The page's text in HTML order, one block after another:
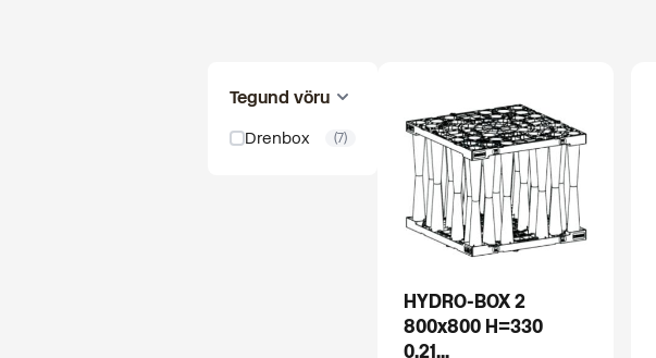
Tegund vöru
Drenbox (7)
HYDRO-BOX 2
800x800 H=330
0,21...